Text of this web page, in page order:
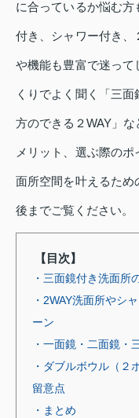
に合っているか悩む
付き、シャワー付き
や機能も豊富で迷っ
くりでよく聞く「三
方のできる２WAY」
メリット、選ぶ際の
面所空間を叶えるた
後までご覧ください。
【目次】
・三面鏡付き洗面所
・2WAY洗面所やシ
ーン
・一面鏡・二面鏡・
・ダブルボウル（２
留意点
・まとめ